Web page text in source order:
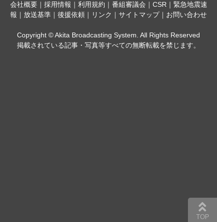
会社概要｜ 採用情報 ｜ 利用規約 ｜ 番組審議会 ｜ CSR｜ 緊急地震速
報 ｜ 放送基準 ｜ 後援依頼 ｜ リンク ｜ サイトマップ｜ お問い合わせ
Copyright © Akita Broadcasting System. All Rights Reserved
掲載されている記事・写真等すべての無断転載を禁じます。